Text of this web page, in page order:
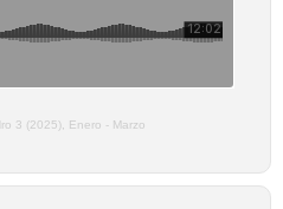
3 (2025), Enero - Marzo